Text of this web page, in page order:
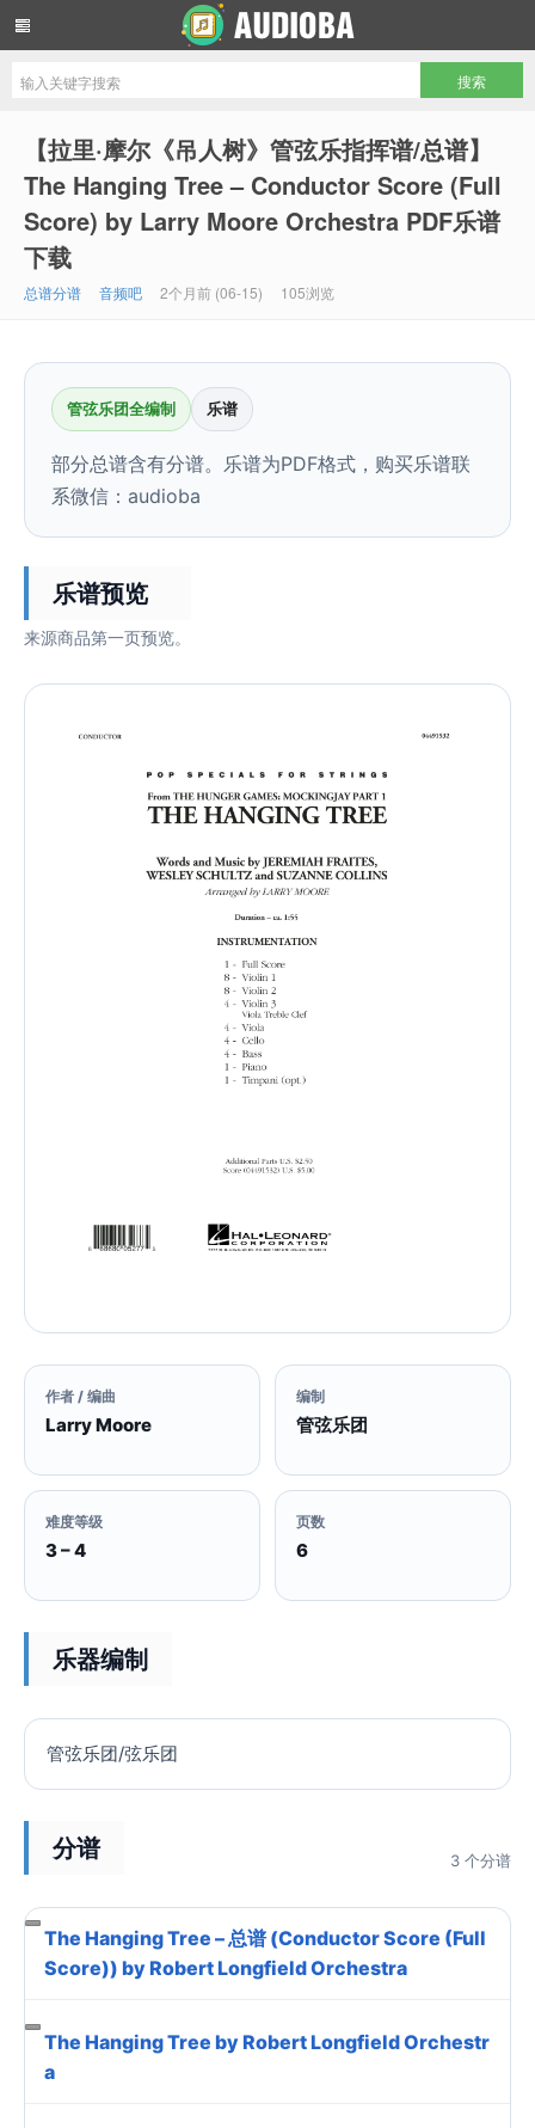
【拉里·摩尔《吊人树》管弦乐指挥谱/总谱】
The Hanging Tree – Conductor Score (Full
Score) by Larry Moore Orchestra PDF乐谱
下载
总谱分谱 音频吧 2个月前 (06-15) 105浏览
管弦乐团全编制 乐谱
部分总谱含有分谱。乐谱为PDF格式，购买乐谱联
系微信：audioba
乐谱预览
来源商品第一页预览。
作者 / 编曲
Larry Moore
编制
管弦乐团
难度等级
3 – 4
页数
6
乐器编制
管弦乐团/弦乐团
分谱 3 个分谱
The Hanging Tree – 总谱 (Conductor Score (Full
Score)) by Robert Longfield Orchestra
The Hanging Tree by Robert Longfield Orchestr
a